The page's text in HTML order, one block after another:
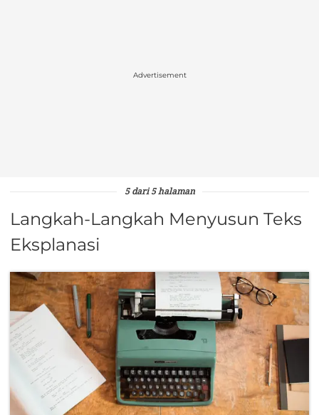
Advertisement
5 dari 5 halaman
Langkah-Langkah Menyusun Teks
Eksplanasi